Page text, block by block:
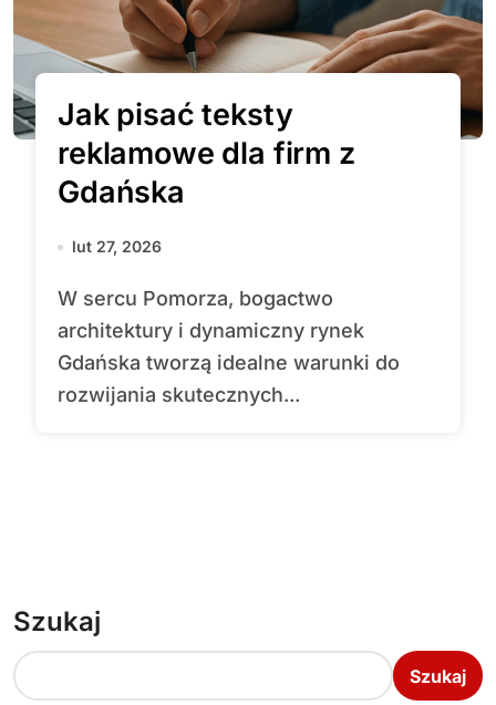
Jak pisać teksty
reklamowe dla firm z
Gdańska
lut 27, 2026
W sercu Pomorza, bogactwo
architektury i dynamiczny rynek
Gdańska tworzą idealne warunki do
rozwijania skutecznych...
Szukaj
Szukaj